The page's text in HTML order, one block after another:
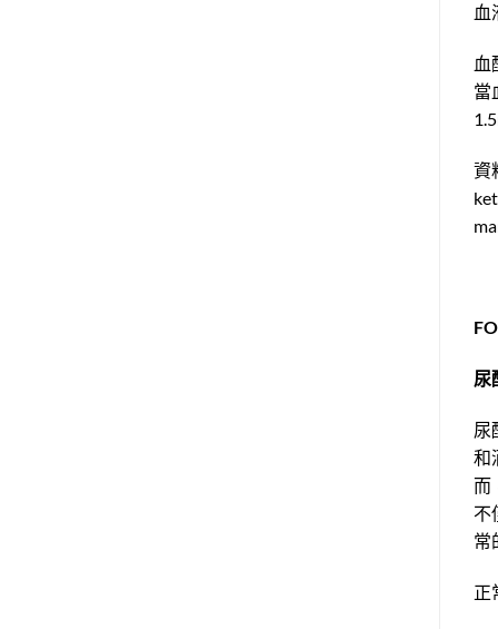
血
血
當
資
尿
尿
和
而
不
常
正